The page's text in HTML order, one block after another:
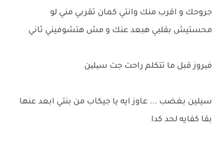
جروحك و اقرب منك وانتي كمان تقربي مني لو
محستيش بقلبي هبعد عنك و مش هتشوفيني ثاني
فیروز قبل ما تتكلم راحت جت سیلین
سيلين بغضب ... عاوز ايه يا جيكاب من بنتي ابعد عنها
بقا كفايه لحد كدا